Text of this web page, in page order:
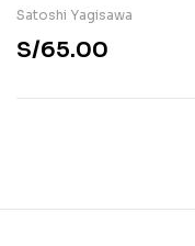
Satoshi Yagisawa
S/65.00